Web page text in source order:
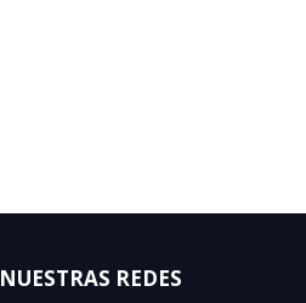
NUESTRAS REDES